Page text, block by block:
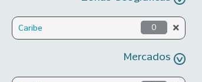
Caribe 0
Mercados